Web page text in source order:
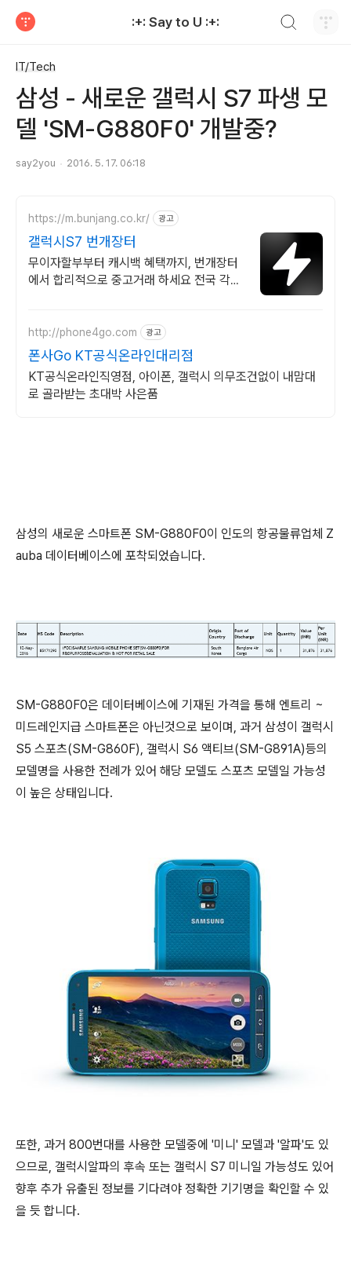
:+: Say to U :+:
IT/Tech
삼성 - 새로운 갤럭시 S7 파생 모
델 'SM-G880F0' 개발중?
say2you 2016. 5. 17. 06:18
https://m.bunjang.co.kr/ 광고
갤럭시S7 번개장터
무이자할부부터 캐시백 혜택까지, 번개장터
에서 합리적으로 중고거래 하세요 전국 각지
http://phone4go.com 광고
폰사Go KT공식온라인대리점
KT공식온라인직영점, 아이폰, 갤럭시 의무조건없이 내맘대
로 골라받는 초대박 사은품
삼성의 새로운 스마트폰 SM-G880F0이 인도의 항공물류업체 Z
auba 데이터베이스에 포착되었습니다.
SM-G880F0은 데이터베이스에 기재된 가격을 통해 엔트리 ~
미드레인지급 스마트폰은 아닌것으로 보이며, 과거 삼성이 갤럭시
S5 스포츠(SM-G860F), 갤럭시 S6 액티브(SM-G891A)등의
모델명을 사용한 전례가 있어 해당 모델도 스포츠 모델일 가능성
이 높은 상태입니다.
또한, 과거 800번대를 사용한 모델중에 '미니' 모델과 '알파'도 있
으므로, 갤럭시알파의 후속 또는 갤럭시 S7 미니일 가능성도 있어
향후 추가 유출된 정보를 기다려야 정확한 기기명을 확인할 수 있
을 듯 합니다.